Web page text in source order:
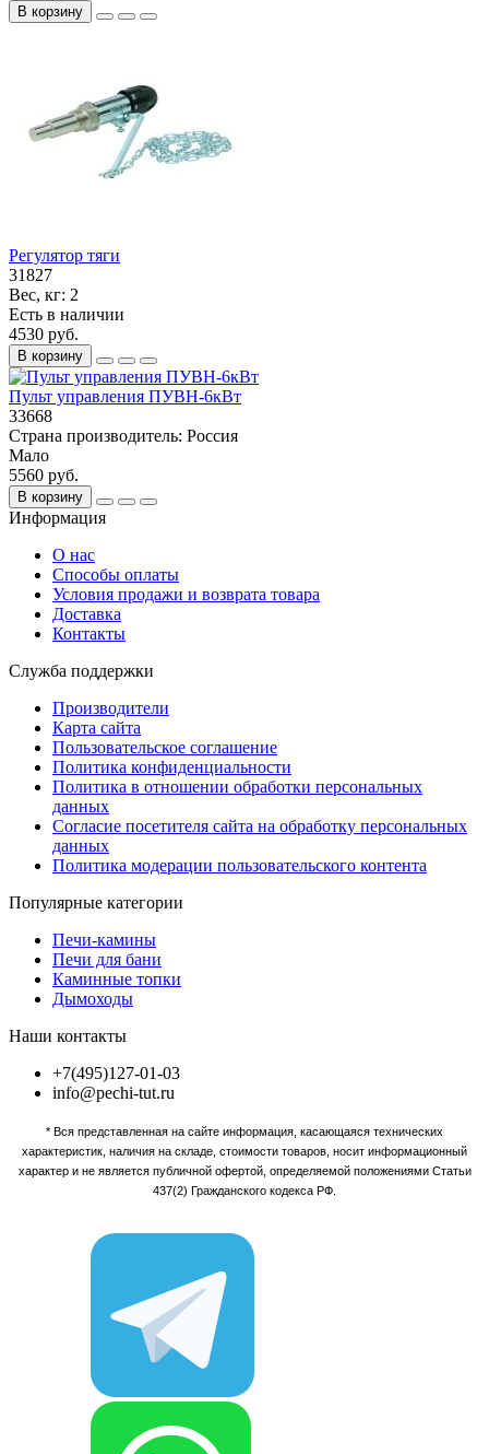
В корзину
Регулятор тяги
31827
Вес, кг: 2
Есть в наличии
4530 руб.
В корзину
Пульт управления ПУВН-6кВт
33668
Страна производитель: Россия
Мало
5560 руб.
В корзину
Информация
О нас
Способы оплаты
Условия продажи и возврата товара
Доставка
Контакты
Служба поддержки
Производители
Карта сайта
Пользовательское соглашение
Политика конфиденциальности
Политика в отношении обработки персональных
данных
Согласие посетителя сайта на обработку персональных
данных
Политика модерации пользовательского контента
Популярные категории
Печи-камины
Печи для бани
Каминные топки
Дымоходы
Наши контакты
+7(495)127-01-03
info@pechi-tut.ru
* Вся представленная на сайте информация, касающаяся технических
характеристик, наличия на складе, стоимости товаров, носит информационный
характер и не является публичной офертой, определяемой положениями Статьи
437(2) Гражданского кодекса РФ.